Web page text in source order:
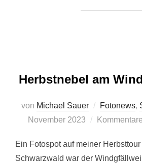
Herbstnebel am
von Michael Sauer Fotonews,
November 2023
Ein Fotospot auf meiner
Schwarzwald war der